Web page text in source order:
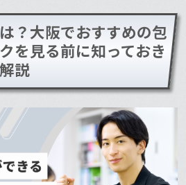
？大阪でおすすめの包
を見る前に知っておき
説